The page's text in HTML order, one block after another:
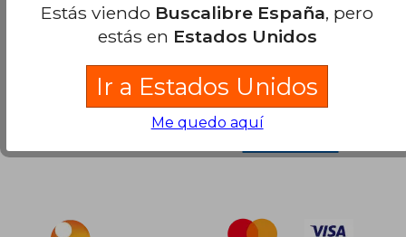
Compra Segura
Estás viendo Buscalibre España, pero
estás en Estados Unidos
Ir a Estados Unidos
Me quedo aquí